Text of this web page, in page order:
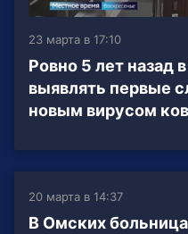
23 марта в 17:10
Ровно 5 лет назад
выявлять первые
новым вирусом
20 марта в 14:37
В Омских